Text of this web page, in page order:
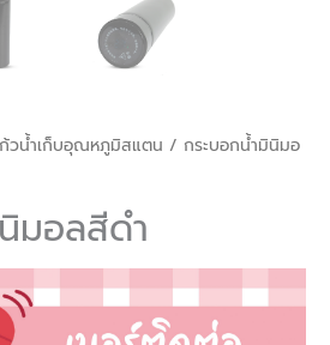
วน้ำเก็บอุณหภูมิสแตน / กระบอกน้ำมินิมอ
มอลสีดำ